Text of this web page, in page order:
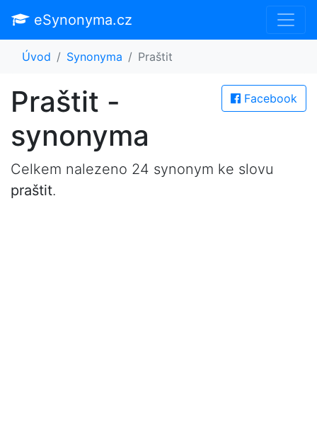
eSynonyma.cz
Úvod Synonyma Praštit
Facebook
Praštit -
synonyma
Celkem nalezeno 24 synonym ke slovu
praštit.